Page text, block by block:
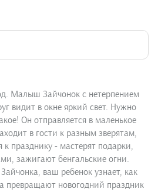
Малыш Зайчонок с нетерпением
видит в окне яркий свет. Нужно
Он отправляется в маленькое
в гости к разным зверятам,
к празднику - мастерят подарки,
зажигают бенгальские огни.
ваш ребенок узнает, как
превращают новогодний праздник